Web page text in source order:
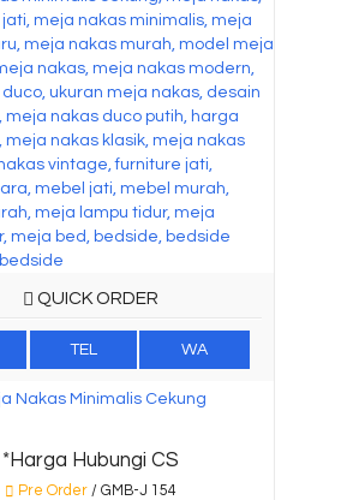
QUICK ORDER
TEL WA
Nakas Minimalis Cekung
*Harga Hubungi CS
Pre Order/ GMB-J 154